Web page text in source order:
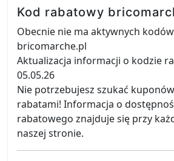
Kod rabatowy
Obecnie nie ma aktywnych
bricomarche.pl
Aktualizacja informacji o kodzie
05.05.26
Nie potrzebujesz szukać
rabatami! Informacja o
rabatowego znajduje się przy
naszej stronie.